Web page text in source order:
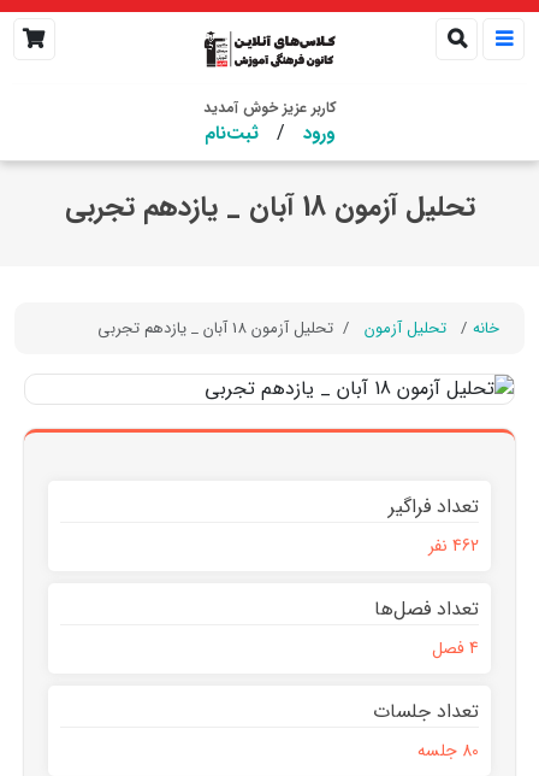
کاربر عزیز خوش آمدید
ورود / ثبت‌نام
تحلیل آزمون 18 آبان _ یازدهم تجربی
خانه تحلیل آزمون تحلیل آزمون 18 آبان _ یازدهم تجربی
تعداد فراگیر
462 نفر
تعداد فصل‌ها
4 فصل
تعداد جلسات
80 جلسه